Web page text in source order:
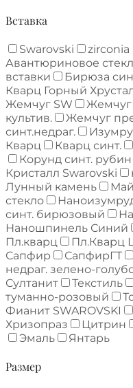
Вставка
Swarovski zirconia
Авантюриновое
вставки
Бирюза
Кварц Горный
Жемчуг SW
Жемчуг
культив.
Жемчуг
синт.недраг.
Кварц
Кварц синт.
Корунд синт. рубин
Кристалл Swarovski
Лунный камень
стекло
синт. бирюзовый
Наношпинель Синий
Пл.кварц
Пл.Кварц
Сапфир
СапфирГТ
недраг. зелено-
Султанит
Текстиль
туманно-розовый
Фианит SWAROVSKI
Хризопраз
Цитрин
Эмаль
Янтарь
Размер